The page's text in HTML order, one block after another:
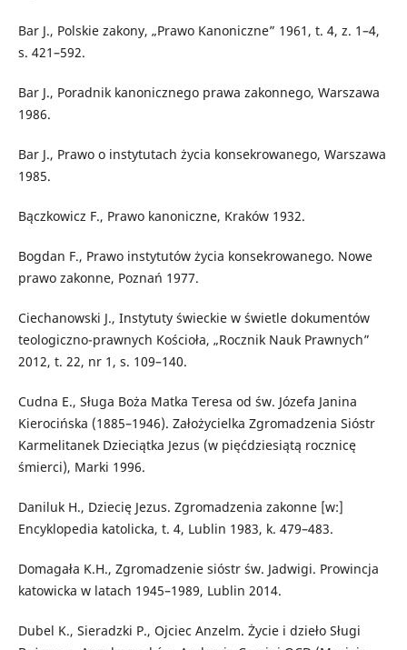
Bar J., Polskie zakony, „Prawo Kanoniczne” 1961, t. 4, z. 1–4,
s. 421–592.
Bar J., Poradnik kanonicznego prawa zakonnego, Warszawa
1986.
Bar J., Prawo o instytutach życia konsekrowanego, Warszawa
1985.
Bączkowicz F., Prawo kanoniczne, Kraków 1932.
Bogdan F., Prawo instytutów życia konsekrowanego. Nowe
prawo zakonne, Poznań 1977.
Ciechanowski J., Instytuty świeckie w świetle dokumentów
teologiczno-prawnych Kościoła, „Rocznik Nauk Prawnych”
2012, t. 22, nr 1, s. 109–140.
Cudna E., Sługa Boża Matka Teresa od św. Józefa Janina
Kierocińska (1885–1946). Założycielka Zgromadzenia Sióstr
Karmelitanek Dzieciątka Jezus (w pięćdziesiątą rocznicę
śmierci), Marki 1996.
Daniluk H., Dziecię Jezus. Zgromadzenia zakonne [w:]
Encyklopedia katolicka, t. 4, Lublin 1983, k. 479–483.
Domagała K.H., Zgromadzenie sióstr św. Jadwigi. Prowincja
katowicka w latach 1945–1989, Lublin 2014.
Dubel K., Sieradzki P., Ojciec Anzelm. Życie i dzieło Sługi